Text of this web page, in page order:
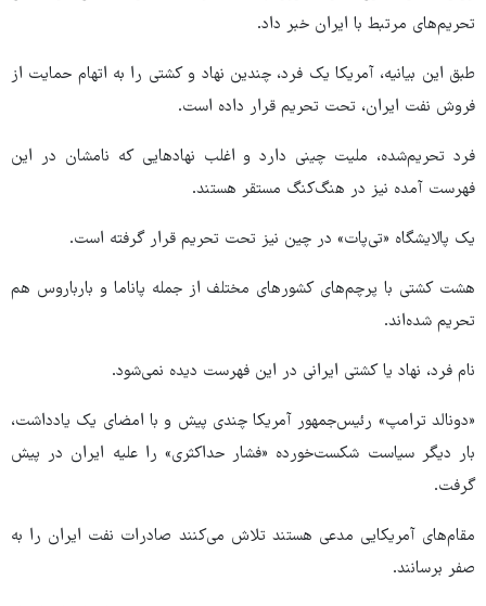
تحریم‌های مرتبط با ایران خبر داد.
طبق این بیانیه، آمریکا یک فرد، چندین نهاد و کشتی را به اتهام حمایت از
فروش نفت ایران، تحت تحریم قرار داده است.
فرد تحریم‌شده، ملیت چینی دارد و اغلب نهادهایی که نامشان در این
فهرست آمده نیز در هنگ‌کنگ مستقر هستند.
یک پالایشگاه «تی‌پات» در چین نیز تحت تحریم قرار گرفته است.
هشت کشتی با پرچم‌های کشورهای مختلف از جمله پاناما و بارباروس هم
تحریم شده‌اند.
نام فرد، نهاد یا کشتی ایرانی در این فهرست دیده نمی‌شود.
«دونالد ترامپ» رئیس‌جمهور آمریکا چندی پیش و با امضای یک یادداشت،
بار دیگر سیاست شکست‌خورده «فشار حداکثری» را علیه ایران در پیش
گرفت.
مقام‌های آمریکایی مدعی هستند تلاش می‌کنند صادرات نفت ایران را به
صفر برسانند.